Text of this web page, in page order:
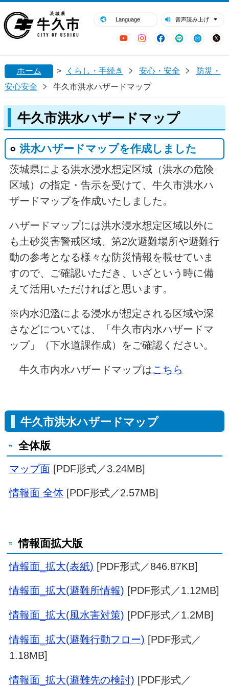
Language 音声読み上げ
YouTubeInstagram
Facebook
LINE Mail
閉じる
ホーム > くらし・手続き 安心・安全
防災・
安心安全
牛久市洪水ハザードマップ
牛久市洪水ハザードマップ
洪水ハザードマップを作成しました
茨城県による洪水浸水想定区域（洪水の危険
区域）の指定・告示を受けて、牛久市洪水ハ
ザードマップを作成いたしました。
ハザードマップには洪水浸水想定区域以外に
も土砂災害警戒区域、第2次避難場所や避難行
動の参考となる様々な防災情報を載せていま
すので、ご確認いただき、いざという時に備
えて活用いただければと思います。
※内水氾濫による浸水が想定される区域や深
さなどについては、「牛久市内水ハザードマ
ップ」（下水道課作成）をご確認ください。
牛久市内水ハザードマップはこちら
牛久市洪水ハザードマップ
全体版
マップ面 [PDF形式／3.24MB]
情報面 全体 [PDF形式／2.57MB]
情報面拡大版
情報面_拡大(表紙) [PDF形式／846.87KB]
情報面_拡大(避難所情報) [PDF形式／1.12MB]
情報面_拡大(風水害対策) [PDF形式／1.2MB]
情報面_拡大(避難行動フロー) [PDF形式／
1.18MB]
情報面_拡大(避難先の検討) [PDF形式／